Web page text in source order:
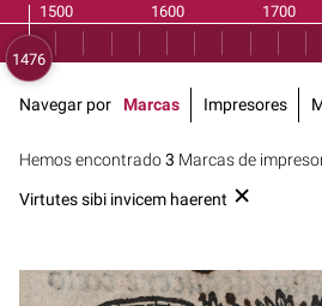
Hemos encontrado3 Marcas de
Virtutes sibi invicem haerent
Navegar por Marcas Impresores